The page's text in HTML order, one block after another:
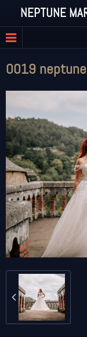
NEPTUNE
0019